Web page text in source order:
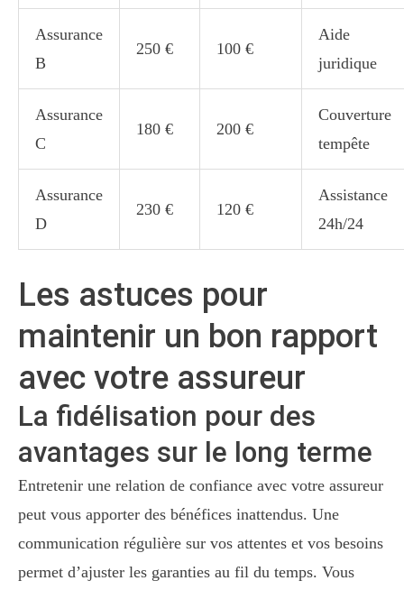
Assurance
B
250 € 100 €
Aide
juridique
Assurance
C
180 € 200 €
Couverture
tempête
Assurance
D
230 € 120 €
Assistance
24h/24
Les astuces pour
maintenir un bon rapport
avec votre assureur
La fidélisation pour des
avantages sur le long terme
Entretenir une relation de confiance avec votre assureur
peut vous apporter des bénéfices inattendus. Une
communication régulière sur vos attentes et vos besoins
permet d’ajuster les garanties au fil du temps. Vous